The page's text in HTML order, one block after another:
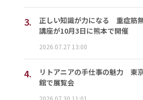
3.
正しい知識が力になる 重症筋
講座が10月3日に熊本で開催
2026.07.27 13:00
4.
リトアニアの手仕事の魅力 東
館で展覧会